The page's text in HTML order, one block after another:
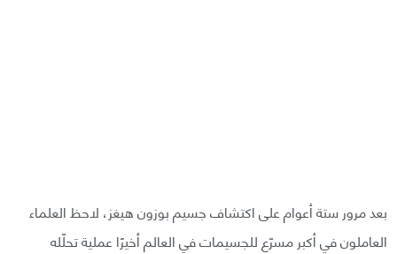
بعد مرور ستة أعوام على اكتشاف جسيم بوزون هيغز، لاحظ العلماء
العاملون في أكبر مسرّعٍ للجسيمات في العالم أخيرًا عملية تحلّله